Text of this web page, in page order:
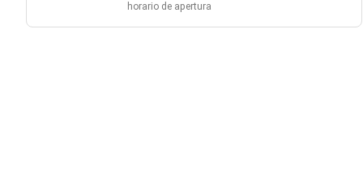
Gatazo Y Av. Marco Aurelio Subia
Latacunga
horario de apertura